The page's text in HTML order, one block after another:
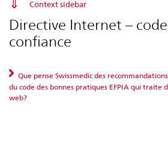
Context sidebar
Directive Internet –
confiance
Que pense Swissmedic des
du code des bonnes pratiques EFPIA qui traite
web?